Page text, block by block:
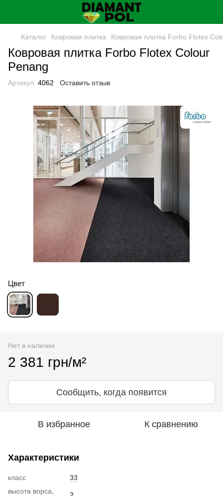
Каталог Ковровая плитка Ковровая плитка Forbo Flotex
Ковровая плитка Forbo Flotex Colour
Penang
Артикул: 4062 Оставить отзыв
Цвет
Нет в наличии
2 381 грн/м²
Сообщить, когда появится
В избранное К сравнению
Характеристики
класс
33
высота ворса,